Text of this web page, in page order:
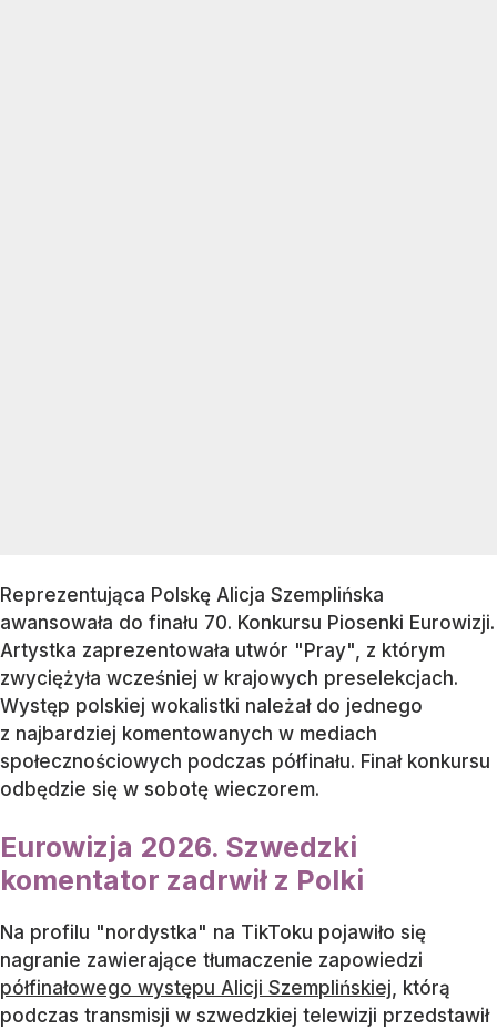
Reprezentująca Polskę Alicja Szemplińska
awansowała do finału 70. Konkursu Piosenki Eurowizji.
Artystka zaprezentowała utwór "Pray", z którym
zwyciężyła wcześniej w krajowych preselekcjach.
Występ polskiej wokalistki należał do jednego
z najbardziej komentowanych w mediach
społecznościowych podczas półfinału. Finał konkursu
odbędzie się w sobotę wieczorem.
Eurowizja 2026. Szwedzki
komentator zadrwił z Polki
Na profilu "nordystka" na TikToku pojawiło się
nagranie zawierające tłumaczenie zapowiedzi
półfinałowego występu Alicji Szemplińskiej, którą
podczas transmisji w szwedzkiej telewizji przedstawił